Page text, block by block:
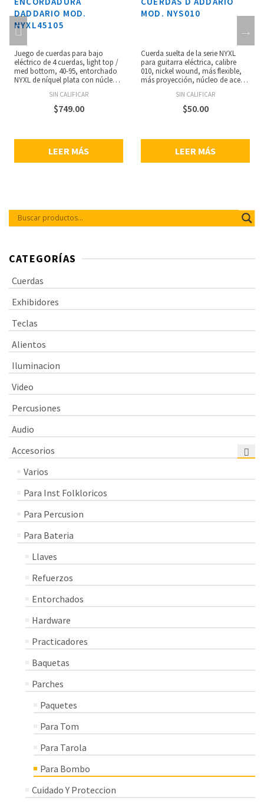
DADDARIO MOD.
NYXL45105
Juego de cuerdas para bajo
eléctrico de 4 cuerdas, light top /
med bottom, 40-95, entorchado
NYXL de níquel plata con núcleo
dinámico amplio y gran respuesta
armónica, se adapta a bajos de
escala larga de hasta 361/4”
armónicos acentuados, calibres:
.045, .065, .085, .105.
SIN CALIFICAR
$749.00
LEER MÁS
MOD. NYS010
Cuerda suelta de la serie NYXL
para guitarra eléctrica, calibre
010, nickel wound, más flexible,
más proyección, núcleo de acero
rupturas, aleación de acero liso,
resistencia sin precedentes,
empaque ecológico resistente a la
SIN CALIFICAR
$50.00
LEER MÁS
CATEGORÍAS
Cuerdas
Exhibidores
Teclas
Alientos
Iluminacion
Video
Percusiones
Audio
Accesorios
Varios
Para Inst Folkloricos
Para Percusion
Para Bateria
Llaves
Refuerzos
Entorchados
Hardware
Practicadores
Baquetas
Parches
Paquetes
Para Tom
Para Tarola
Para Bombo
Cuidado Y Proteccion